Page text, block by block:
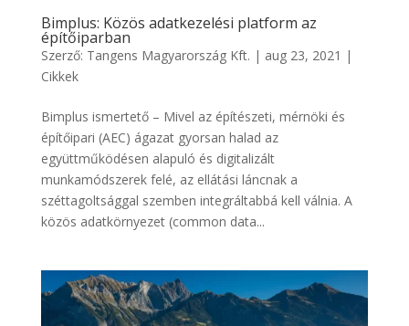
Bimplus: Közös adatkezelési platform az
építőiparban
Szerző: Tangens Magyarország Kft. | aug 23, 2021 |
Cikkek
Bimplus ismertető – Mivel az építészeti, mérnöki és
építőipari (AEC) ágazat gyorsan halad az
együttműködésen alapuló és digitalizált
munkamódszerek felé, az ellátási láncnak a
széttagoltsággal szemben integráltabbá kell válnia. A
közös adatkörnyezet (common data...